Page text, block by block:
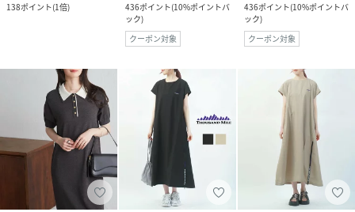
138ポイント(1倍)
436ポイント(10%ポイントバ
ック)
クーポン対象
436ポイント(10%ポイントバ
ック)
クーポン対象